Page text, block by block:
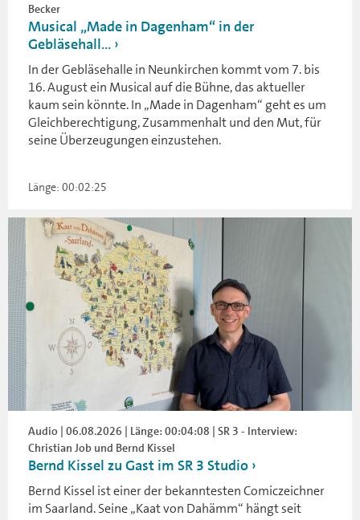
Becker
Musical „Made in Dagenham“ in der
Gebläsehall...
In der Gebläsehalle in Neunkirchen kommt vom 7. bis
16. August ein Musical auf die Bühne, das aktueller
kaum sein könnte. In „Made in Dagenham“ geht es um
Gleichberechtigung, Zusammenhalt und den Mut, für
seine Überzeugungen einzustehen.
Länge: 00:02:25
Audio | 06.08.2026 | Länge: 00:04:08 | SR 3 - Interview:
Christian Job und Bernd Kissel
Bernd Kissel zu Gast im SR 3 Studio
Bernd Kissel ist einer der bekanntesten Comiczeichner
im Saarland. Seine „Kaat von Dahämm“ hängt seit